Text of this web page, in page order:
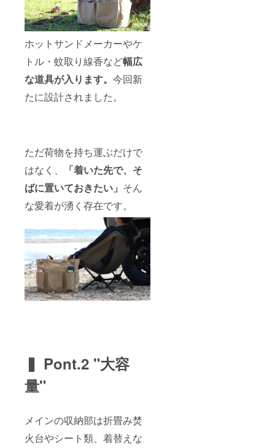
ホットサンドメーカーやケ
トル・蚊取り線香など幅広
な道具が入ります。 今回新
たに設計されました。
ただ荷物を持ち運ぶだけで
はなく、
「着いた先で、そ
ばに置いておきたい」 そん
な愛着が湧く存在です。
▍ Pont.2 "大容
量"
メインの収納部は折畳み焚
火台やシート類、着替えな